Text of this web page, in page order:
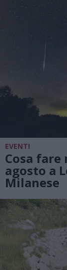
EVENTI
Cosa fare
agosto a
Milanese